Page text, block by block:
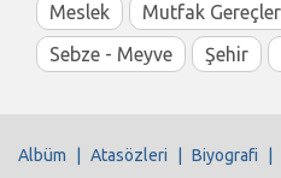
Meslek
Mutfak
Sebze - Meyve
Şehir
Albüm Atasözleri Biyografi